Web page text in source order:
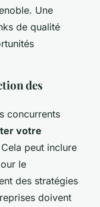
Une
de qualité
des
concurrents
votre
peut inclure
le
des stratégies
doivent